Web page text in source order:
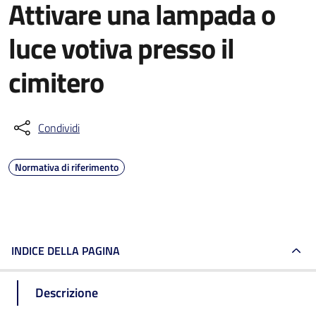
Attivare una lampada o
luce votiva presso il
cimitero
Condividi
Normativa di riferimento
INDICE DELLA PAGINA
Descrizione